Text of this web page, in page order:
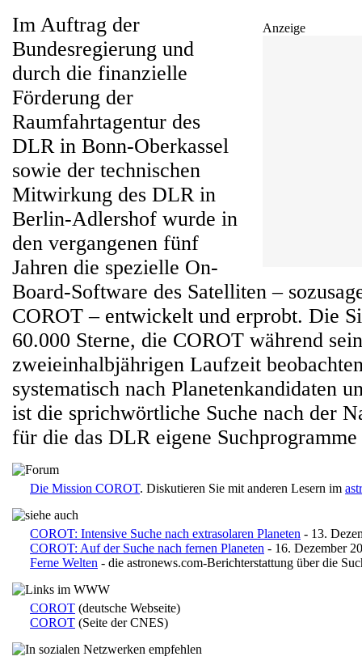
Anzeige
Im Auftrag der
Bundesregierung und
durch die finanzielle
Förderung der
Raumfahrtagentur des
DLR in Bonn-Oberkassel
sowie der technischen
Mitwirkung des DLR in
Berlin-Adlershof wurde in
den vergangenen fünf
Jahren die spezielle On-
Board-Software des Satelliten –
COROT – entwickelt und erprobt. Die
60.000 Sterne, die COROT während
zweieinhalbjährigen Laufzeit
systematisch nach Planetenkandidaten
ist die sprichwörtliche Suche nach der
für die das DLR eigene
Die Mission COROT. Diskutieren Sie mit anderen Lesern im
COROT: Intensive Suche nach extrasolaren Planeten - 13.
COROT: Auf der Suche nach fernen Planeten - 16. Dezember
Ferne Welten - die astronews.com-Berichterstattung über die
COROT (deutsche Webseite)
COROT (Seite der CNES)